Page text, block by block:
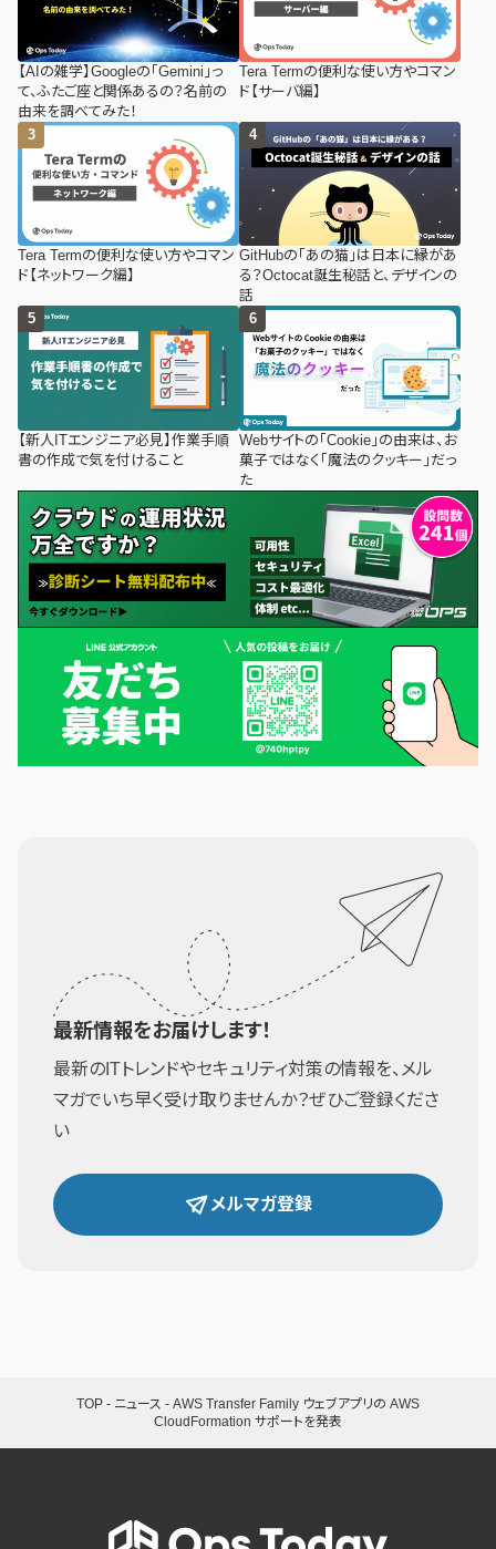
【AIの雑学】Googleの「Gemini」っ
て、ふたご座と関係あるの？名前の
由来を調べてみた！
Tera Termの便利な使い方やコマン
ド【サーバ編】
Tera Termの便利な使い方やコマン
ド【ネットワーク編】
GitHubの「あの猫」は日本に縁があ
る？Octocat誕生秘話と、デザインの
話
【新人ITエンジニア必見】作業手順
書の作成で気を付けること
Webサイトの「Cookie」の由来は、お
菓子ではなく「魔法のクッキー」だっ
た
最新情報をお届けします！
最新のITトレンドやセキュリティ対策の情報を、メル
マガでいち早く受け取りませんか？ぜひご登録くださ
い
メルマガ登録
TOP - ニュース - AWS Transfer Family ウェブアプリの AWS
CloudFormation サポートを発表